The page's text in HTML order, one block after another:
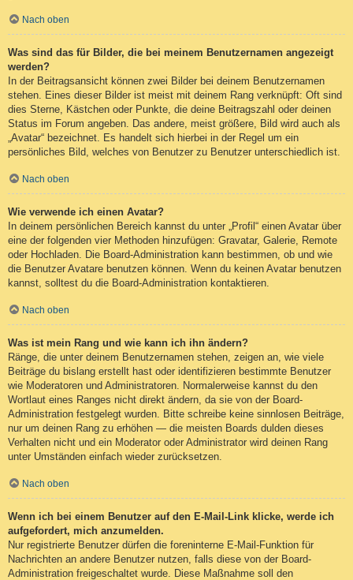
Nach oben
Was sind das für Bilder, die bei meinem Benutzernamen angezeigt
werden?
In der Beitragsansicht können zwei Bilder bei deinem Benutzernamen
stehen. Eines dieser Bilder ist meist mit deinem Rang verknüpft: Oft sind
dies Sterne, Kästchen oder Punkte, die deine Beitragszahl oder deinen
Status im Forum angeben. Das andere, meist größere, Bild wird auch als
„Avatar“ bezeichnet. Es handelt sich hierbei in der Regel um ein
persönliches Bild, welches von Benutzer zu Benutzer unterschiedlich ist.
Nach oben
Wie verwende ich einen Avatar?
In deinem persönlichen Bereich kannst du unter „Profil“ einen Avatar über
eine der folgenden vier Methoden hinzufügen: Gravatar, Galerie, Remote
oder Hochladen. Die Board-Administration kann bestimmen, ob und wie
die Benutzer Avatare benutzen können. Wenn du keinen Avatar benutzen
kannst, solltest du die Board-Administration kontaktieren.
Nach oben
Was ist mein Rang und wie kann ich ihn ändern?
Ränge, die unter deinem Benutzernamen stehen, zeigen an, wie viele
Beiträge du bislang erstellt hast oder identifizieren bestimmte Benutzer
wie Moderatoren und Administratoren. Normalerweise kannst du den
Wortlaut eines Ranges nicht direkt ändern, da sie von der Board-
Administration festgelegt wurden. Bitte schreibe keine sinnlosen Beiträge,
nur um deinen Rang zu erhöhen — die meisten Boards dulden dieses
Verhalten nicht und ein Moderator oder Administrator wird deinen Rang
unter Umständen einfach wieder zurücksetzen.
Nach oben
Wenn ich bei einem Benutzer auf den E-Mail-Link klicke, werde ich
aufgefordert, mich anzumelden.
Nur registrierte Benutzer dürfen die foreninterne E-Mail-Funktion für
Nachrichten an andere Benutzer nutzen, falls diese von der Board-
Administration freigeschaltet wurde. Diese Maßnahme soll den